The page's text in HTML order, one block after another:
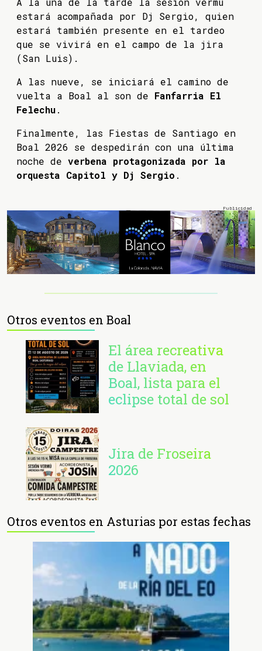
estará acompañada por Dj Sergio, quien
estará también presente en el tardeo
que se vivirá en el campo de la jira
(San Luis).
A las nueve, se iniciará el camino de
vuelta a Boal al son de Fanfarria El
Felechu.
Finalmente, las Fiestas de Santiago en
Boal 2026 se despedirán con una última
noche de verbena protagonizada por la
orquesta Capitol y Dj Sergio .
Otros eventos en Boal
El área recreativa
de Llaviada, en
Boal, lista para el
eclipse total de sol
Jira de Froseira
2026
Otros eventos en Asturias por estas fechas